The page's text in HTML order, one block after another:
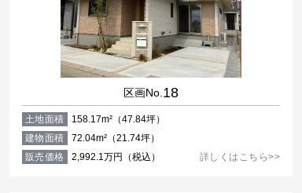
区画No. 18
土地面積
158.17m²（47.84坪）
建物面積
72.04m²（21.74坪）
販売価格
2,992.1万円（税込） 詳しくはこちら>>